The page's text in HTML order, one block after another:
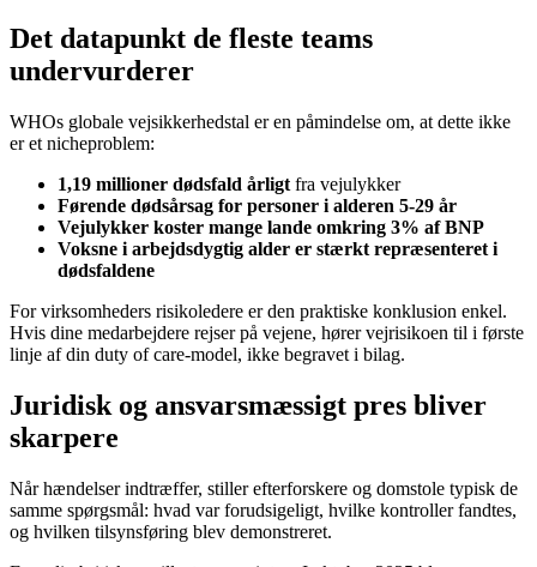
Det datapunkt de fleste teams
undervurderer
WHOs globale vejsikkerhedstal er en påmindelse om, at dette ikke
er et nicheproblem:
1,19 millioner dødsfald årligt fra vejulykker
Førende dødsårsag for personer i alderen 5-29 år
Vejulykker koster mange lande omkring 3% af BNP
Voksne i arbejdsdygtig alder er stærkt repræsenteret i
dødsfaldene
For virksomheders risikoledere er den praktiske konklusion enkel.
Hvis dine medarbejdere rejser på vejene, hører vejrisikoen til i første
linje af din duty of care-model, ikke begravet i bilag.
Juridisk og ansvarsmæssigt pres bliver
skarpere
Når hændelser indtræffer, stiller efterforskere og domstole typisk de
samme spørgsmål: hvad var forudsigeligt, hvilke kontroller fandtes,
og hvilken tilsynsføring blev demonstreret.